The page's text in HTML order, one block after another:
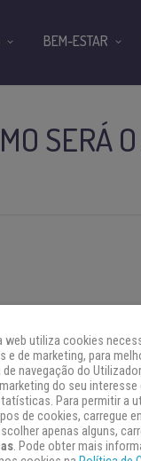
SERÁ
BEM-ESTAR
web utiliza cookies
de marketing, para
de navegação do
do seu interesse
Para permitir a
de cookies, carregue
apenas alguns,
. Pode obter mais